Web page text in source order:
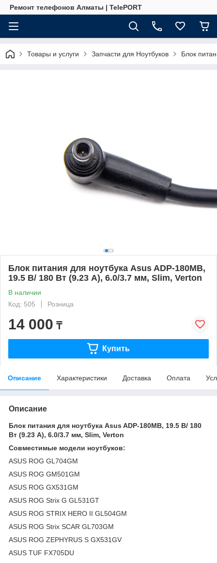
Ремонт телефонов Алматы | TelePORT
Товары и услуги Запчасти для Ноутбуков Блок
Блок питания для ноутбука Asus ADP-180MB,
19.5 В/ 180 Вт (9.23 А), 6.0/3.7 мм, Slim, Verton
В наличии
Код: 505
Розница
14 000 ₸
Купить
Описание Характеристики Доставка Оплата
Описание
Блок питания для ноутбука Asus ADP-180MB, 19.5 В/ 180
Вт (9.23 А), 6.0/3.7 мм, Slim, Verton
Совместимые модели ноутбуков:
ASUS ROG GL704GM
ASUS ROG GM501GM
ASUS ROG GX531GM
ASUS ROG Strix G GL531GT
ASUS ROG STRIX HERO II GL504GM
ASUS ROG Strix SCAR GL703GM
ASUS ROG ZEPHYRUS S GX531GV
ASUS TUF FX705DU